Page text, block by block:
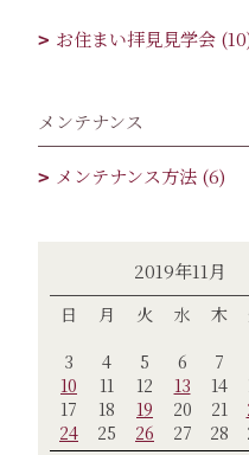
お住まい拝見見学会
メンテナンス
メンテナンス方法 (6)
2019年11月
日 月 火 水 木
3
4 5 6 7
10
11 12 13 14
17
18 19 20 21
24
25 26 27 28